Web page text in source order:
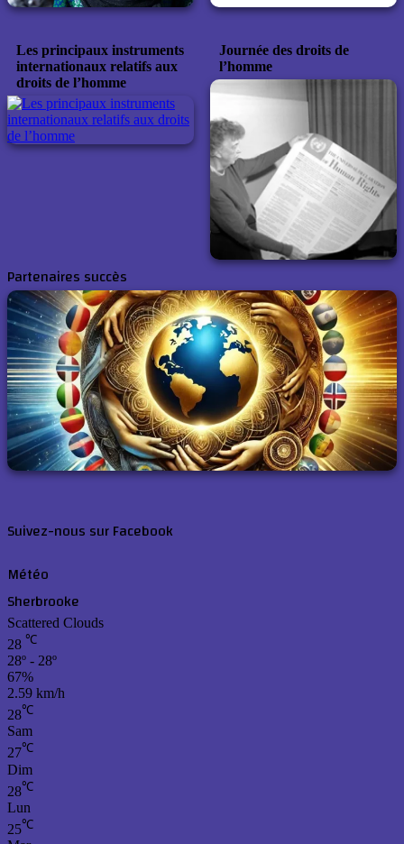
Les principaux instruments
internationaux relatifs aux
droits de l’homme
Journée des droits de
l’homme
Partenaires succès
Suivez-nous sur Facebook
Météo
Sherbrooke
Scattered Clouds
28 ℃
28º - 28º
67%
2.59 km/h
28℃
Sam
27℃
Dim
28℃
Lun
25℃